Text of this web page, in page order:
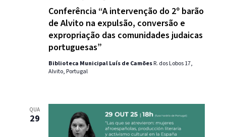
Conferência “A intervenção do 2º barão
de Alvito na expulsão, conversão e
expropriação das comunidades judaicas
portuguesas”
Biblioteca Municipal Luís de CamõesR. dos Lobos 17,
Alvito, Portugal
QUA
29